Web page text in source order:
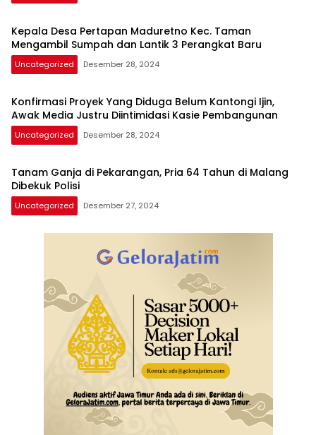
Kepala Desa Pertapan Maduretno Kec. Taman
Mengambil Sumpah dan Lantik 3 Perangkat Baru
Uncategorized Desember 28, 2024
Konfirmasi Proyek Yang Diduga Belum Kantongi Ijin,
Awak Media Justru Diintimidasi Kasie Pembangunan
Uncategorized Desember 28, 2024
Tanam Ganja di Pekarangan, Pria 64 Tahun di Malang
Dibekuk Polisi
Uncategorized Desember 27, 2024